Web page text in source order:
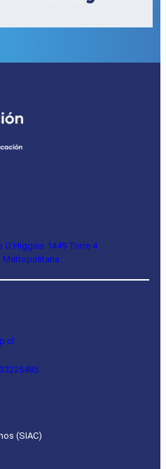
1449 Torre 4
(SIAC)